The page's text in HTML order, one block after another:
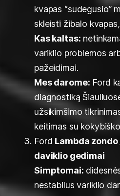
kvapas “sudegusio”
skleisti žibalo
Kas kaltas:
variklio problemos
pažeidimai.
Mes darome: Ford
diagnostiką
užsikimšimo
keitimas su
Ford Lambda
daviklio gedimai
Simptomai:
nestabilus variklio